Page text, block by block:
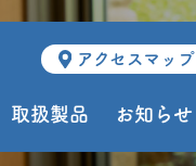
アクセスマップ
取扱製品 お知らせ